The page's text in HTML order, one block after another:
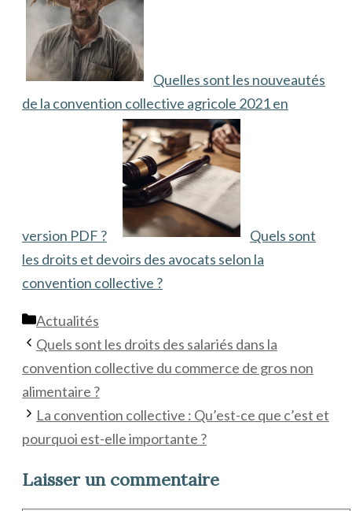
Quelles sont les nouveautés
de la convention collective agricole 2021 en
version PDF ?
Quels sont
les droits et devoirs des avocats selon la
convention collective ?
Catégories
Actualités
Quels sont les droits des salariés dans la
convention collective du commerce de gros non
alimentaire ?
La convention collective : Qu’est-ce que c’est et
pourquoi est-elle importante ?
Laisser un commentaire